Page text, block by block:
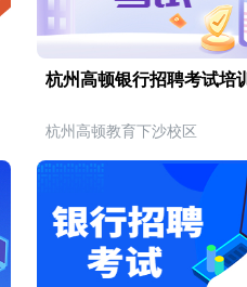
杭州高顿银行招聘考试培训
杭州高顿教育下沙校区